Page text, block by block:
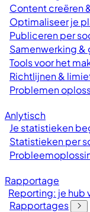
Content creëren
Optimaliseer je
Publiceren per
Samenwerking
Tools voor het
Richtlijnen &
Problemen
Anlytisch
Je statistieken
Statistieken per
Rapportage
Reporting: je hub
Rapportages